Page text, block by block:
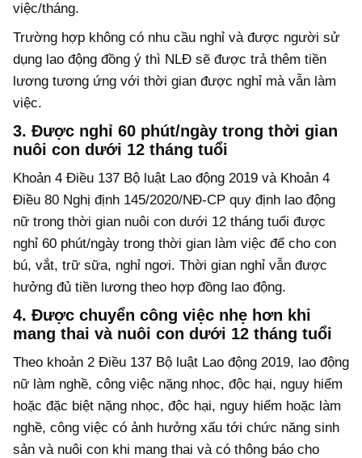
việc/tháng.
Trường hợp không có nhu cầu nghỉ và được người sử
dụng lao động đồng ý thì NLĐ sẽ được trả thêm tiền
lương tương ứng với thời gian được nghỉ mà vẫn làm
việc.
3. Được nghỉ 60 phút/ngày trong thời gian
nuôi con dưới 12 tháng tuổi
Khoản 4 Điều 137 Bộ luật Lao động 2019 và Khoản 4
Điều 80 Nghị định 145/2020/NĐ-CP quy định lao động
nữ trong thời gian nuôi con dưới 12 tháng tuổi được
nghỉ 60 phút/ngày trong thời gian làm việc để cho con
bú, vắt, trữ sữa, nghỉ ngơi. Thời gian nghỉ vẫn được
hưởng đủ tiền lương theo hợp đồng lao động.
4. Được chuyển công việc nhẹ hơn khi
mang thai và nuôi con dưới 12 tháng tuổi
Theo khoản 2 Điều 137 Bộ luật Lao động 2019, lao động
nữ làm nghề, công việc nặng nhọc, độc hại, nguy hiểm
hoặc đặc biệt nặng nhọc, độc hại, nguy hiểm hoặc làm
nghề, công việc có ảnh hưởng xấu tới chức năng sinh
sản và nuôi con khi mang thai và có thông báo cho